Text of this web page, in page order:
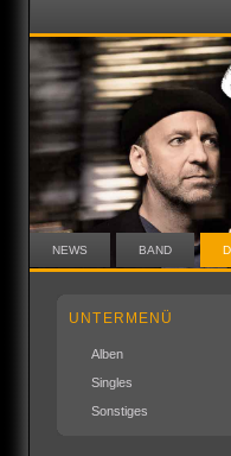
NEWS BAND
UNTERMENÜ
Alben
Singles
Sonstiges